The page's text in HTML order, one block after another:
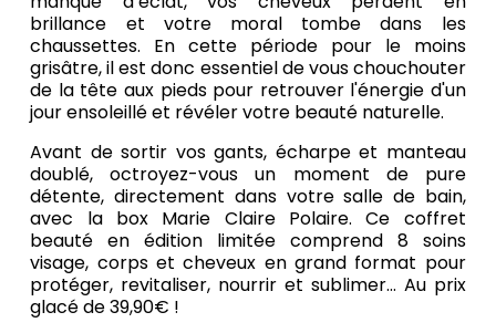
brillance et votre moral tombe dans les
chaussettes. En cette période pour le moins
grisâtre, il est donc essentiel de vous chouchouter
de la tête aux pieds pour retrouver l'énergie d'un
jour ensoleillé et révéler votre beauté naturelle.
Avant de sortir vos gants, écharpe et manteau
doublé, octroyez-vous un moment de pure
détente, directement dans votre salle de bain,
avec la box Marie Claire Polaire. Ce coffret
beauté en édition limitée comprend 8 soins
visage, corps et cheveux en grand format pour
protéger, revitaliser, nourrir et sublimer... Au prix
glacé de 39,90€ !